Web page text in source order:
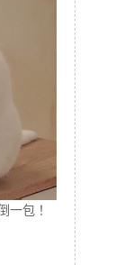
一包！